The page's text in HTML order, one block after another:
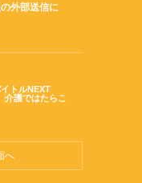
外部送信に
トルNEXT
介護ではたらこ
へ